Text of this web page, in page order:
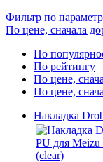
Фильтр по
По цене, сначала
По
По рейтингу
По цене,
По цене,
Накладка